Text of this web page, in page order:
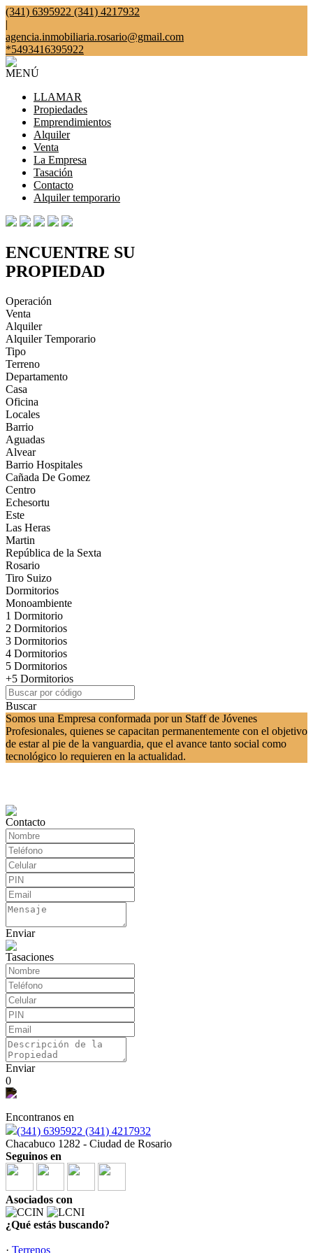
(341) 6395922 (341) 4217932
|
agencia.inmobiliaria.rosario@gmail.com
*5493416395922
MENÚ
LLAMAR
Propiedades
Emprendimientos
Alquiler
Venta
La Empresa
Tasación
Contacto
Alquiler temporario
ENCUENTRE SU
PROPIEDAD
Operación
Venta
Alquiler
Alquiler Temporario
Tipo
Terreno
Departamento
Casa
Oficina
Locales
Barrio
Aguadas
Alvear
Barrio Hospitales
Cañada De Gomez
Centro
Echesortu
Este
Las Heras
Martin
República de la Sexta
Rosario
Tiro Suizo
Dormitorios
Monoambiente
1 Dormitorio
2 Dormitorios
3 Dormitorios
4 Dormitorios
5 Dormitorios
+5 Dormitorios
Buscar
Somos una Empresa conformada por un Staff de Jóvenes
Profesionales, quienes se capacitan permanentemente con el objetivo
de estar al pie de la vanguardia, que el avance tanto social como
tecnológico lo requieren en la actualidad.
Contacto
Enviar
Tasaciones
Enviar
0
Encontranos en
(341) 6395922 (341) 4217932
Chacabuco 1282 - Ciudad de Rosario
Seguinos en
Asociados con
¿Qué estás buscando?
· Terrenos